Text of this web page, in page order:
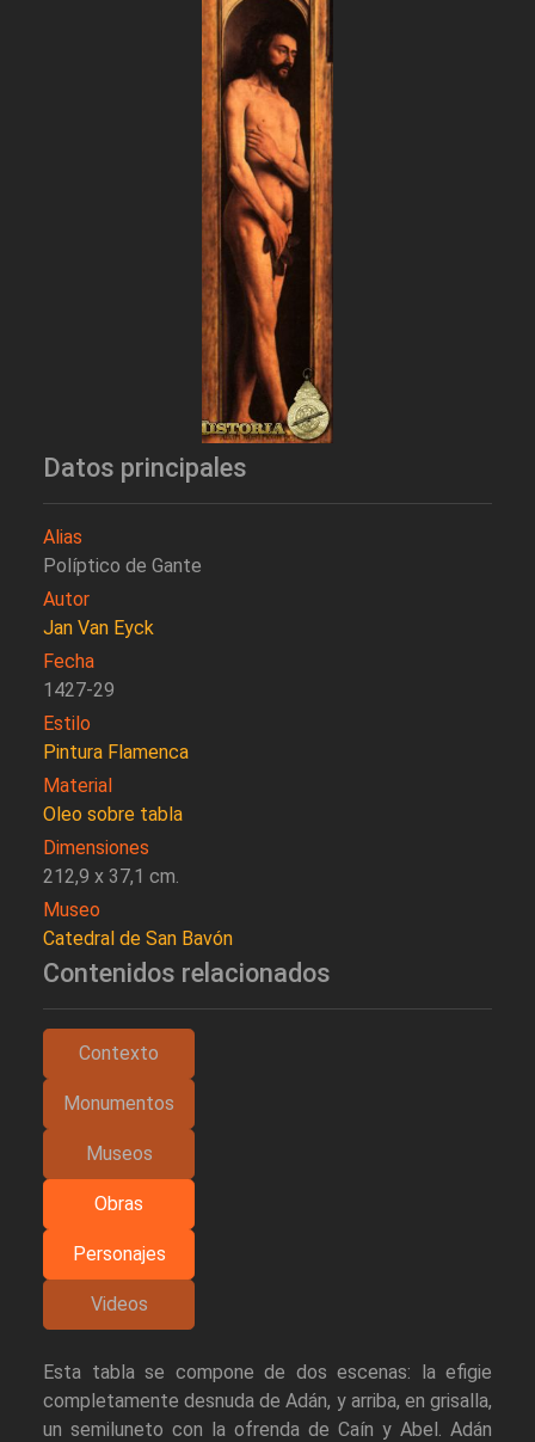
Datos principales
Alias
Políptico de Gante
Autor
Jan Van Eyck
Fecha
1427-29
Estilo
Pintura Flamenca
Material
Oleo sobre tabla
Dimensiones
212,9 x 37,1 cm.
Museo
Catedral de San Bavón
Contenidos relacionados
Contexto
Monumentos
Museos
Obras
Personajes
Videos
Esta tabla se compone de dos escenas: la efigie
completamente desnuda de Adán, y arriba, en grisalla,
un semiluneto con la ofrenda de Caín y Abel. Adán